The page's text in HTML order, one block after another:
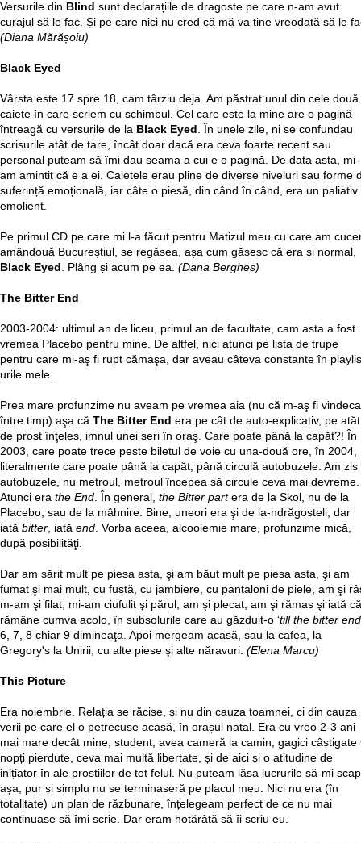
Versurile din Blind sunt declarațiile de dragoste pe care n-am avut
curajul să le fac. Și pe care nici nu cred că mă va ține vreodată să le
(Diana Mărășoiu)
Black Eyed
Vârsta este 17 spre 18, cam târziu deja. Am păstrat unul din cele două
caiete în care scriem cu schimbul. Cel care este la mine are o pagină
întreagă cu versurile de la Black Eyed . În unele zile, ni se confundau
scrisurile atât de tare, încât doar dacă era ceva foarte recent sau
personal puteam să îmi dau seama a cui e o pagină. De data asta, mi-
am amintit că e a ei. Caietele erau pline de diverse niveluri sau forme
suferință emoțională, iar câte o piesă, din când în când, era un paliativ
emolient.
Pe primul CD pe care mi l-a făcut pentru Matizul meu cu care am
amândouă Bucureștiul, se regăsea, așa cum găsesc că era și normal,
Black Eyed . Plâng și acum pe ea. (Dana Berghes)
The Bitter End
2003-2004: ultimul an de liceu, primul an de facultate, cam asta a fost
vremea Placebo pentru mine. De altfel, nici atunci pe lista de trupe
pentru care mi-aş fi rupt cămaşa, dar aveau câteva constante în
urile mele.
Prea mare profunzime nu aveam pe vremea aia (nu că m-aş fi
între timp) aşa că The Bitter End era pe cât de auto-explicativ, pe atăt
de prost înţeles, imnul unei seri în oraş. Care poate până la capăt?! În
2003, care poate trece peste biletul de voie cu una-două ore, în 2004,
literalmente care poate până la capăt, până circulă autobuzele. Am zis
autobuzele, nu metroul, metroul începea să circule ceva mai devreme.
Atunci era the End. În general, the Bitter part era de la Skol, nu de la
Placebo, sau de la mâhnire. Bine, uneori era şi de la-ndrăgosteli, dar
iată bitter, iată end. Vorba aceea, alcoolemie mare, profunzime mică,
după posibilităţi.
Dar am sărit mult pe piesa asta, şi am băut mult pe piesa asta, şi am
fumat şi mai mult, cu fustă, cu jambiere, cu pantaloni de piele, am şi
m-am şi filat, mi-am ciufulit şi părul, am şi plecat, am şi rămas şi iată că
rămâne cumva acolo, în subsolurile care au găzduit-o ‘till the bitter end
6, 7, 8 chiar 9 dimineaţa. Apoi mergeam acasă, sau la cafea, la
Gregory's la Unirii, cu alte piese şi alte năravuri. (Elena Marcu)
This Picture
Era noiembrie. Relația se răcise, și nu din cauza toamnei, ci din cauza
verii pe care el o petrecuse acasă, în orașul natal. Era cu vreo 2-3 ani
mai mare decât mine, student, avea cameră la camin, gagici câștigate
nopți pierdute, ceva mai multă libertate, și de aici și o atitudine de
inițiator în ale prostiilor de tot felul. Nu puteam lăsa lucrurile să-mi
așa, pur și simplu nu se terminaseră pe placul meu. Nici nu era (în
totalitate) un plan de răzbunare, înțelegeam perfect de ce nu mai
continuase să îmi scrie. Dar eram hotărâtă să îi scriu eu.